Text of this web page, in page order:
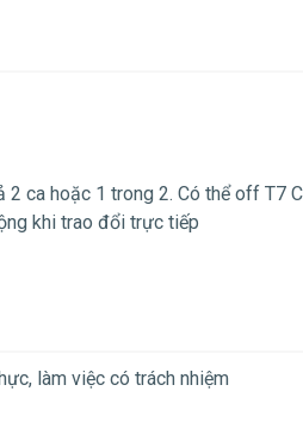
ca hoặc 1 trong 2. Có thể off T7
khi trao đổi trực tiếp
làm việc có trách nhiệm